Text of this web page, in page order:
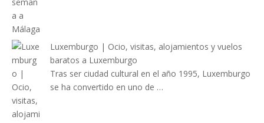
Luxemburgo | Ocio, visitas, alojamientos y vuelos
baratos a Luxemburgo
Tras ser ciudad cultural en el año 1995, Luxemburgo
se ha convertido en uno de …